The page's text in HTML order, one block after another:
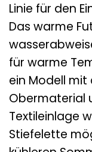
Linie für den
Das warme
für warme
ein Modell
Obermaterial
Textileinlage
Stiefelette